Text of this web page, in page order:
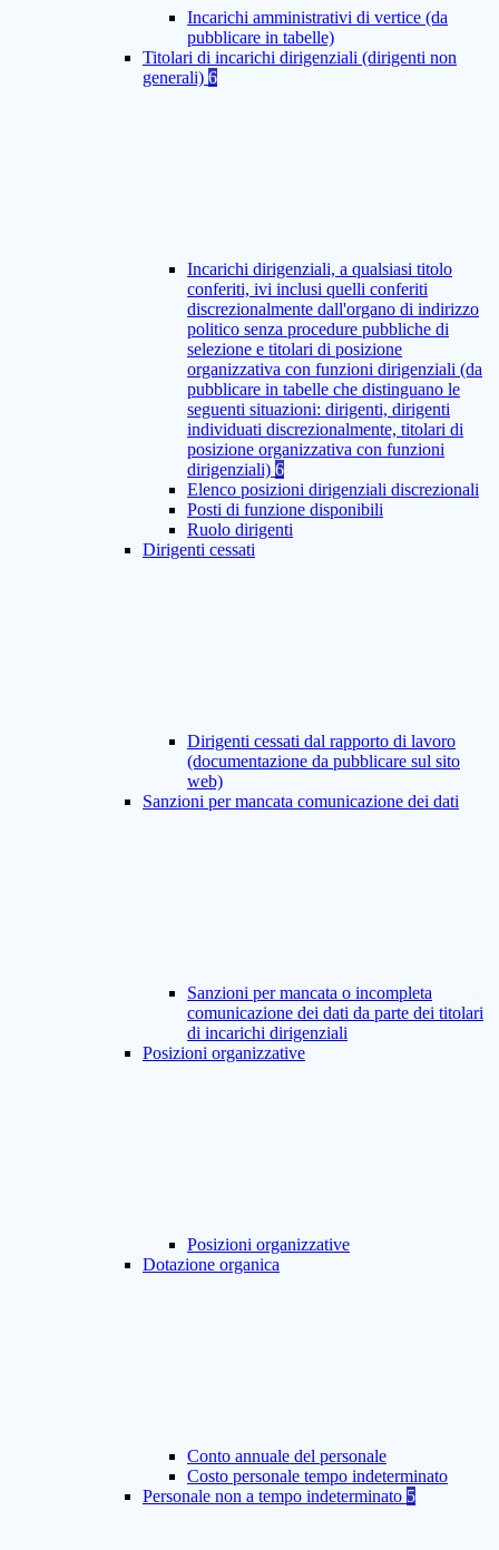
Incarichi amministrativi di vertice (da
pubblicare in tabelle)
Titolari di incarichi dirigenziali (dirigenti non
generali) 6
Incarichi dirigenziali, a qualsiasi titolo
conferiti, ivi inclusi quelli conferiti
discrezionalmente dall'organo di indirizzo
politico senza procedure pubbliche di
selezione e titolari di posizione
organizzativa con funzioni dirigenziali (da
pubblicare in tabelle che distinguano le
seguenti situazioni: dirigenti, dirigenti
individuati discrezionalmente, titolari di
posizione organizzativa con funzioni
dirigenziali) 6
Elenco posizioni dirigenziali discrezionali
Posti di funzione disponibili
Ruolo dirigenti
Dirigenti cessati
Dirigenti cessati dal rapporto di lavoro
(documentazione da pubblicare sul sito
web)
Sanzioni per mancata comunicazione dei dati
Sanzioni per mancata o incompleta
comunicazione dei dati da parte dei titolari
di incarichi dirigenziali
Posizioni organizzative
Posizioni organizzative
Dotazione organica
Conto annuale del personale
Costo personale tempo indeterminato
Personale non a tempo indeterminato 5